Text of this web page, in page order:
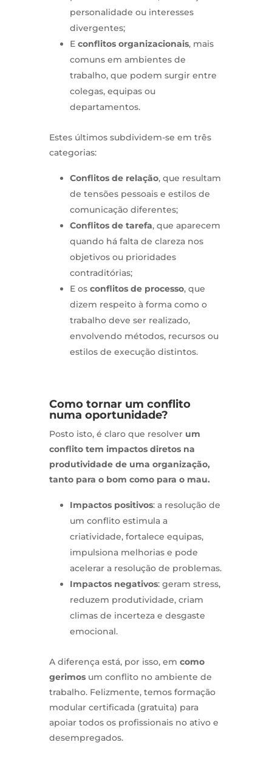
personalidade ou interesses
divergentes;
E conflitos organizacionais, mais
comuns em ambientes de
trabalho, que podem surgir entre
colegas, equipas ou
departamentos.
Estes últimos subdividem-se em três
categorias:
Conflitos de relação, que resultam
de tensões pessoais e estilos de
comunicação diferentes;
Conflitos de tarefa, que aparecem
quando há falta de clareza nos
objetivos ou prioridades
contraditórias;
E os conflitos de processo, que
dizem respeito à forma como o
trabalho deve ser realizado,
envolvendo métodos, recursos ou
estilos de execução distintos.
Como tornar um conflito
numa oportunidade?
Posto isto, é claro que resolver um
conflito tem impactos diretos na
produtividade de uma organização,
tanto para o bom como para o mau.
Impactos positivos: a resolução de
um conflito estimula a
criatividade, fortalece equipas,
impulsiona melhorias e pode
acelerar a resolução de problemas.
Impactos negativos: geram stress,
reduzem produtividade, criam
climas de incerteza e desgaste
emocional.
A diferença está, por isso, em como
gerimosum conflito no ambiente de
trabalho. Felizmente, temos formação
modular certificada (gratuita) para
apoiar todos os profissionais no ativo e
desempregados.